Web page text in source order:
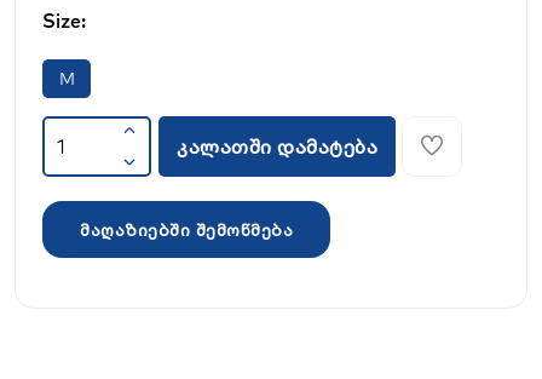
Size:
M
კალათში დამატება
მაღაზიებში შემოწმება